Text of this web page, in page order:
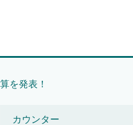
を発表！
カウンター